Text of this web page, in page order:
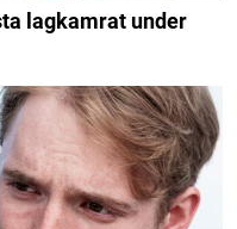
lagkamrat under